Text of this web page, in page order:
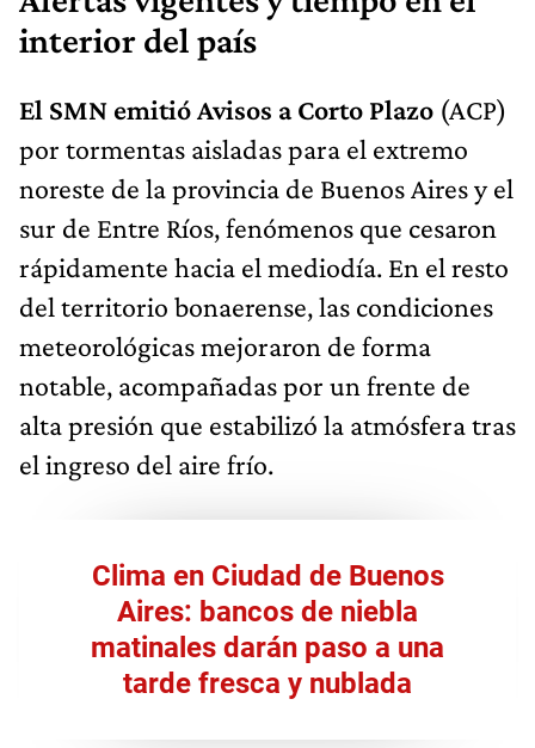
interior del país
El SMN emitió Avisos a Corto Plazo (ACP)
por tormentas aisladas para el extremo
noreste de la provincia de Buenos Aires y el
sur de Entre Ríos, fenómenos que cesaron
rápidamente hacia el mediodía. En el resto
del territorio bonaerense, las condiciones
meteorológicas mejoraron de forma
notable, acompañadas por un frente de
alta presión que estabilizó la atmósfera tras
el ingreso del aire frío.
Clima en Ciudad de Buenos
Aires: bancos de niebla
matinales darán paso a una
tarde fresca y nublada